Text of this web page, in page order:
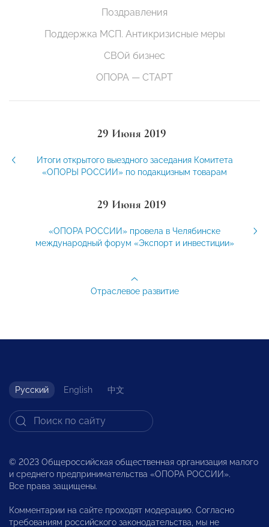
Поздравления
Поддержка МСП. Антикризисные меры
СВОй бизнес
ОПОРА — СТАРТ
29 Июня 2019
Итоги открытого выездного заседания Комитета
«ОПОРЫ РОССИИ» по подакцизным товарам
29 Июня 2019
«ОПОРА РОССИИ» провела в Челябинске
международный форум «Экспорт и инвестиции»
Отраслевое развитие
Русский English 中文
© 2023 Общероссийская общественная организация малого
и среднего предпринимательства «ОПОРА РОССИИ».
Все права защищены.
Комментарии на сайте проходят модерацию. Согласно
требованиям российского законодательства, мы не